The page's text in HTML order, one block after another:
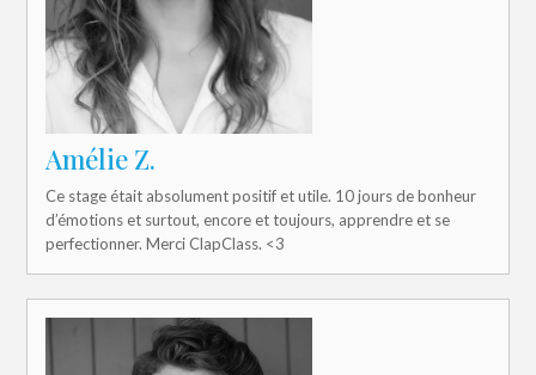
Amélie Z.
Ce stage était absolument positif et utile. 10 jours de bonheur
d’émotions et surtout, encore et toujours, apprendre et se
perfectionner. Merci ClapClass. <3